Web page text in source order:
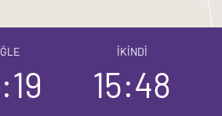
İKİNDİ
15:48